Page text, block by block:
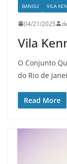
BANGU VILA
04/21/2025
Vila
O Conjunto
do Rio de
Read More